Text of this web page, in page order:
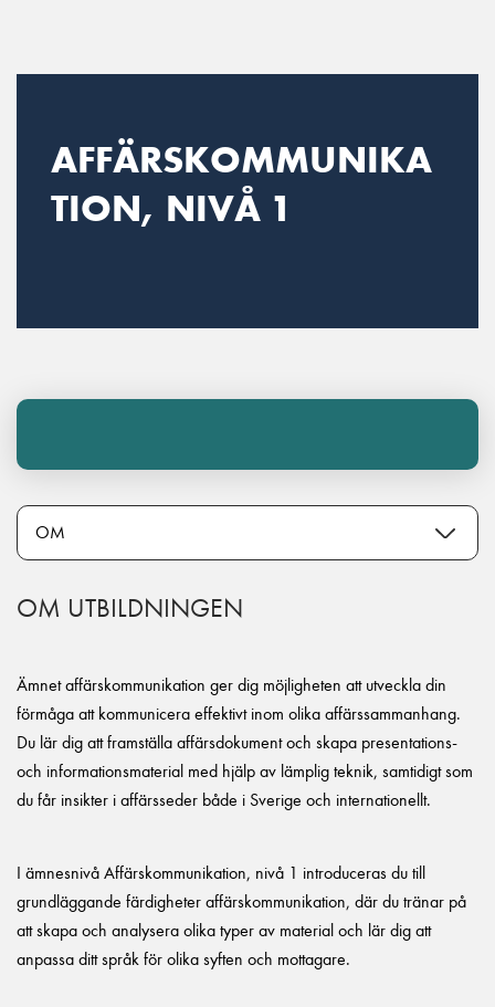
AFFÄRSKOMMUNIKA
TION, NIVÅ 1
OM UTBILDNINGEN
Ämnet affärskommunikation ger dig möjligheten att utveckla din
förmåga att kommunicera effektivt inom olika affärssammanhang.
Du lär dig att framställa affärsdokument och skapa presentations-
och informationsmaterial med hjälp av lämplig teknik, samtidigt som
du får insikter i affärsseder både i Sverige och internationellt.
I ämnesnivå Affärskommunikation, nivå 1 introduceras du till
grundläggande färdigheter affärskommunikation, där du tränar på
att skapa och analysera olika typer av material och lär dig att
anpassa ditt språk för olika syften och mottagare.